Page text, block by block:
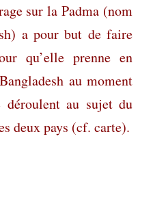
sur la Padma (nom
a pour but de faire
qu’elle prenne en
au moment
déroulent au sujet du
deux pays (cf. carte).